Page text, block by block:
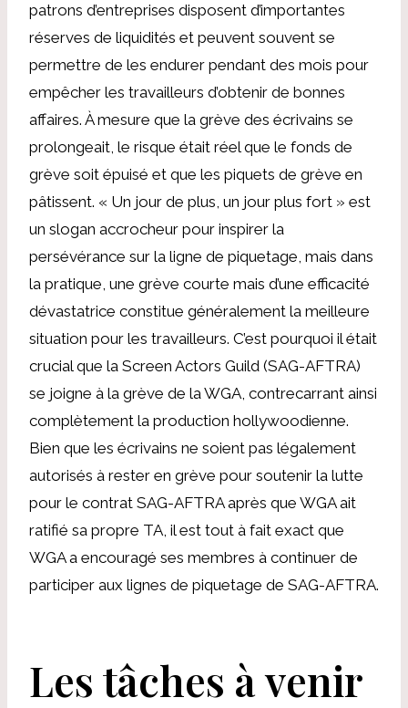
patrons d’entreprises disposent d’importantes
réserves de liquidités et peuvent souvent se
permettre de les endurer pendant des mois pour
empêcher les travailleurs d’obtenir de bonnes
affaires. À mesure que la grève des écrivains se
prolongeait, le risque était réel que le fonds de
grève soit épuisé et que les piquets de grève en
pâtissent. « Un jour de plus, un jour plus fort » est
un slogan accrocheur pour inspirer la
persévérance sur la ligne de piquetage, mais dans
la pratique, une grève courte mais d’une efficacité
dévastatrice constitue généralement la meilleure
situation pour les travailleurs. C’est pourquoi il était
crucial que la Screen Actors Guild (SAG-AFTRA)
se joigne à la grève de la WGA, contrecarrant ainsi
complètement la production hollywoodienne.
Bien que les écrivains ne soient pas légalement
autorisés à rester en grève pour soutenir la lutte
pour le contrat SAG-AFTRA après que WGA ait
ratifié sa propre TA, il est tout à fait exact que
WGA a encouragé ses membres à continuer de
participer aux lignes de piquetage de SAG-AFTRA.
Les tâches à venir